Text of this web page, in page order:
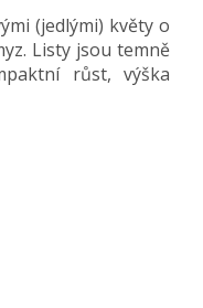
(jedlými) květy o
Listy jsou temně
růst, výška